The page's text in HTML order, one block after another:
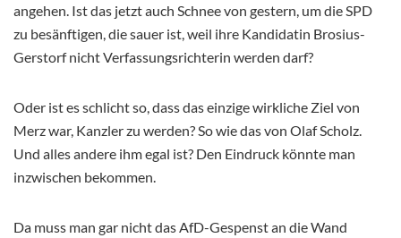
angehen. Ist das jetzt auch Schnee von gestern, um die SPD
zu besänftigen, die sauer ist, weil ihre Kandidatin Brosius-
Gerstorf nicht Verfassungsrichterin werden darf?
Oder ist es schlicht so, dass das einzige wirkliche Ziel von
Merz war, Kanzler zu werden? So wie das von Olaf Scholz.
Und alles andere ihm egal ist? Den Eindruck könnte man
inzwischen bekommen.
Da muss man gar nicht das AfD-Gespenst an die Wand